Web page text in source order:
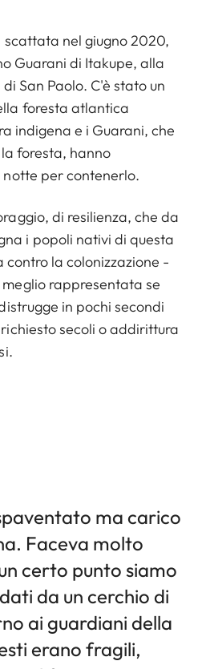
nel giugno 2020,
Guarani di Itakupe, alla
San Paolo. C'è stato un
foresta atlantica
indigena e i Guarani, che
foresta, hanno
per contenerlo.
di resilienza, che da
i popoli nativi di questa
la colonizzazione -
rappresentata se
in pochi secondi
secoli o addirittura
ma carico
Faceva molto
certo punto siamo
da un cerchio di
ai guardiani della
erano fragili,